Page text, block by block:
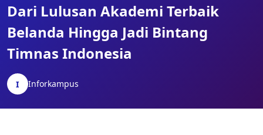
Dari Lulusan Akademi Terbaik
Belanda Hingga Jadi Bintang
Timnas Indonesia
I Inforkampus